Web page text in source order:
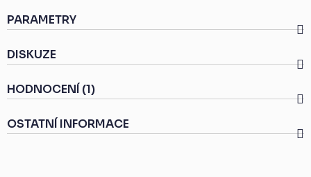
PARAMETRY
DISKUZE
HODNOCENÍ (1)
OSTATNÍ INFORMACE